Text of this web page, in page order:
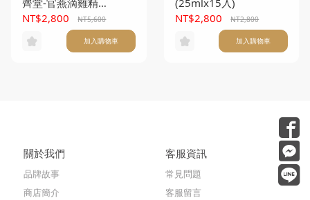
(25mlx15入) 買一送一
NT$2,800 NT5,600
加入購物車
NT$2,800
NT2,800
加入購物車
關於我們
品牌故事
商店簡介
客服資訊
常見問題
客服留言